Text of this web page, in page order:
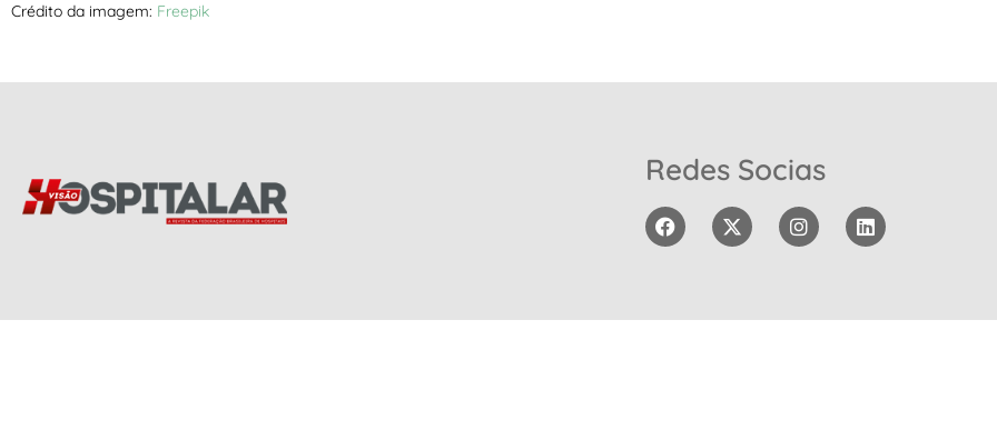
Crédito da imagem: Freepik
Redes Socias